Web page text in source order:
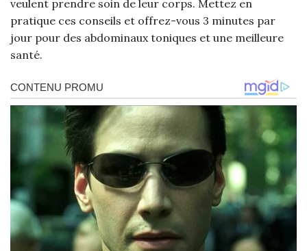
veulent prendre soin de leur corps. Mettez en
pratique ces conseils et offrez-vous 3 minutes par
jour pour des abdominaux toniques et une meilleure
santé.